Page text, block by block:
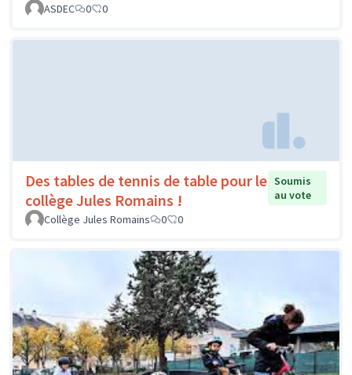
ASDEC 0 0
Des tables de tennis de table pour le
collège Jules Romains !
Soumis
au vote
Collège Jules Romains
0 0